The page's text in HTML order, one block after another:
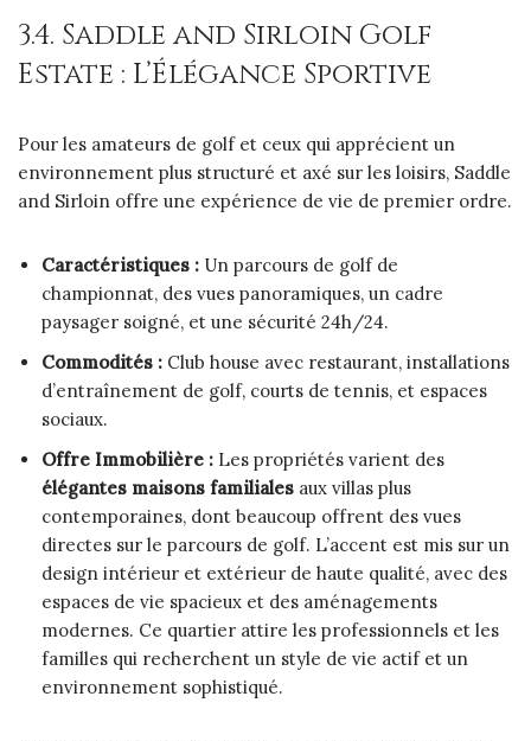
3.4. Saddle and Sirloin Golf
Estate : L’Élégance Sportive
Pour les amateurs de golf et ceux qui apprécient un
environnement plus structuré et axé sur les loisirs, Saddle
and Sirloin offre une expérience de vie de premier ordre.
Caractéristiques : Un parcours de golf de
championnat, des vues panoramiques, un cadre
paysager soigné, et une sécurité 24h/24.
Commodités : Club house avec restaurant, installations
d’entraînement de golf, courts de tennis, et espaces
sociaux.
Offre Immobilière : Les propriétés varient des
élégantes maisons familiales aux villas plus
contemporaines, dont beaucoup offrent des vues
directes sur le parcours de golf. L’accent est mis sur un
design intérieur et extérieur de haute qualité, avec des
espaces de vie spacieux et des aménagements
modernes. Ce quartier attire les professionnels et les
familles qui recherchent un style de vie actif et un
environnement sophistiqué.